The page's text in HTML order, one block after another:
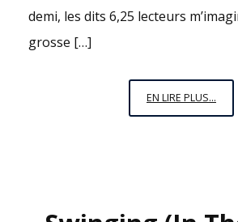
demi, les dits 6,25 lecteurs
grosse […]
EN LIRE PLUS...
UN